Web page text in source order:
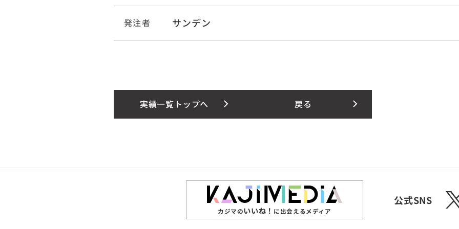
発注者 サンデン
実績一覧トップへ 戻る
カジマのいいね！ に出会えるメディア
公式SNS X